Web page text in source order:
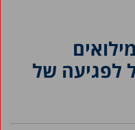
לפגיעה של